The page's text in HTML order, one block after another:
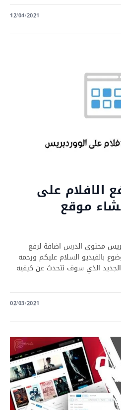
12/04/2021
الافلام على
موقع
محتوى الدرس اضافة لرفع
بالفيديو السلام عليكم ورحمه
الذي سوف نتحدث عن كيفيه
02/03/2021